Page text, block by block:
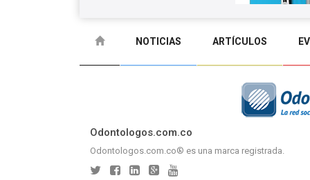
NOTICIAS ARTÍCULOS
Odontologos.com.co
Odontologos.com.co® es una marca registrada.